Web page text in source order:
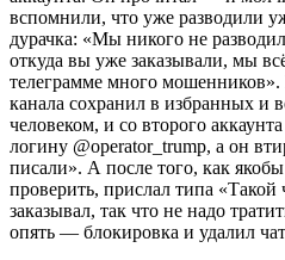
вспомнили, что уже разводили
дурачка: «Мы никого не
откуда вы уже заказывали, мы
телеграмме много
канала сохранил в избранных и
человеком, и со второго
логину @operator_trump, а он
писали». А после того, как
проверить, прислал типа «Такой
заказывал, так что не надо
опять — блокировка и удалил